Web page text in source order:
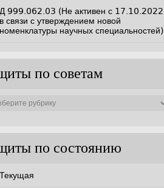
Д 999.062.03 (Не активен с 17.10.2022
в связи с утверждением новой
номенклатуры научных специальностей)
по советам
по состоянию
Текущая